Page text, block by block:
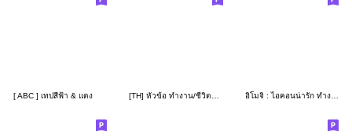
[ ABC ] เทปสีฟ้า & แดง อิโมจิ : ไอคอนน่ารัก ทำงาน